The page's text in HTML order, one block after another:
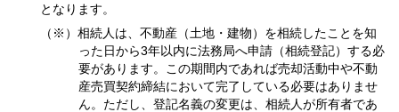
となります。
（※）相続人は、不動産（土地・建物）を相続したことを知
った日から3年以内に法務局へ申請（相続登記）する必
要があります。この期間内であれば売却活動中や不動
産売買契約締結において完了している必要はありませ
ん。ただし、登記名義の変更は、相続人が所有者であ